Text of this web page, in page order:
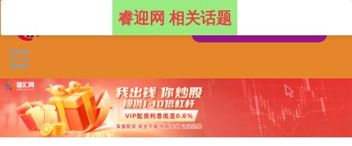
睿迎网 相关话题